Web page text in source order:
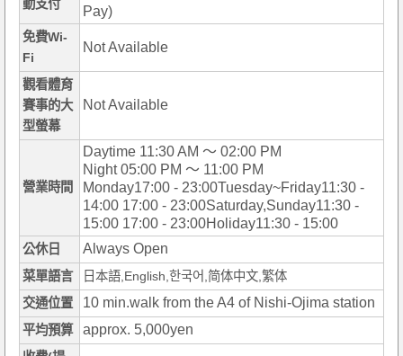
動支付
Pay)
免費Wi-
Fi
Not Available
觀看體育
賽事的大
型螢幕
Not Available
營業時間
Daytime 11:30 AM ～ 02:00 PM
Night 05:00 PM ～ 11:00 PM
Monday17:00 - 23:00Tuesday~Friday11:30 -
14:00 17:00 - 23:00Saturday,Sunday11:30 -
15:00 17:00 - 23:00Holiday11:30 - 15:00
公休日 Always Open
菜單語言
日本語,English,한국어,简体中文,繁体
交通位置
10 min.walk from the A4 of Nishi-Ojima station
平均預算 approx. 5,000yen